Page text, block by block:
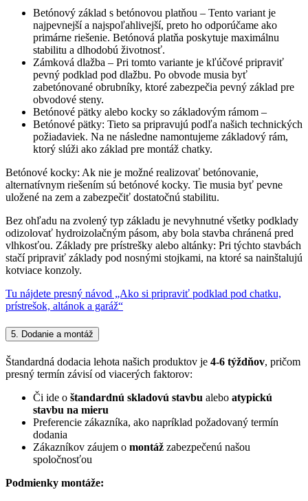
Betónový základ s betónovou platňou – Tento variant je
najpevnejší a najspoľahlivejší, preto ho odporúčame ako
primárne riešenie. Betónová platňa poskytuje maximálnu
stabilitu a dlhodobú životnosť.
Zámková dlažba – Pri tomto variante je kľúčové pripraviť
pevný podklad pod dlažbu. Po obvode musia byť
zabetónované obrubníky, ktoré zabezpečia pevný základ pre
obvodové steny.
Betónové pätky alebo kocky so základovým rámom –
Betónové pätky: Tieto sa pripravujú podľa našich technických
požiadaviek. Na ne následne namontujeme základový rám,
ktorý slúži ako základ pre montáž chatky.
Betónové kocky: Ak nie je možné realizovať betónovanie,
alternatívnym riešením sú betónové kocky. Tie musia byť pevne
uložené na zem a zabezpečiť dostatočnú stabilitu.
Bez ohľadu na zvolený typ základu je nevyhnutné všetky podklady
odizolovať hydroizolačným pásom, aby bola stavba chránená pred
vlhkosťou. Základy pre prístrešky alebo altánky: Pri týchto stavbách
stačí pripraviť základy pod nosnými stojkami, na ktoré sa nainštalujú
kotviace konzoly.
Tu nájdete presný návod „Ako si pripraviť podklad pod chatku,
prístrešok, altánok a garáž“
5. Dodanie a montáž
Štandardná dodacia lehota našich produktov je 4-6 týždňov, pričom
presný termín závisí od viacerých faktorov:
Či ide o štandardnú skladovú stavbu alebo atypickú
stavbu na mieru
Preferencie zákazníka, ako napríklad požadovaný termín
dodania
Zákazníkov záujem o montáž zabezpečenú našou
spoločnosťou
Podmienky montáže: